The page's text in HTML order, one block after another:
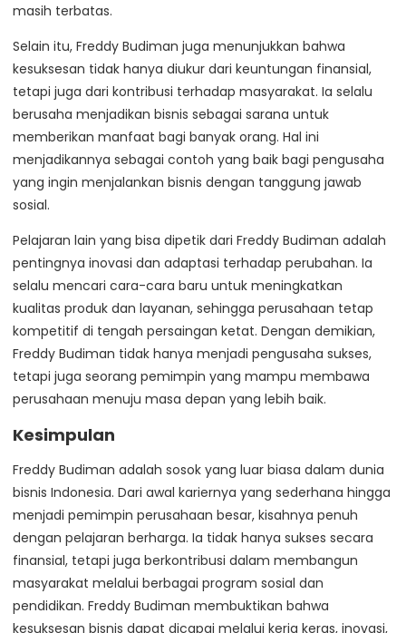
masih terbatas.
Selain itu, Freddy Budiman juga menunjukkan bahwa
kesuksesan tidak hanya diukur dari keuntungan finansial,
tetapi juga dari kontribusi terhadap masyarakat. Ia selalu
berusaha menjadikan bisnis sebagai sarana untuk
memberikan manfaat bagi banyak orang. Hal ini
menjadikannya sebagai contoh yang baik bagi pengusaha
yang ingin menjalankan bisnis dengan tanggung jawab
sosial.
Pelajaran lain yang bisa dipetik dari Freddy Budiman adalah
pentingnya inovasi dan adaptasi terhadap perubahan. Ia
selalu mencari cara-cara baru untuk meningkatkan
kualitas produk dan layanan, sehingga perusahaan tetap
kompetitif di tengah persaingan ketat. Dengan demikian,
Freddy Budiman tidak hanya menjadi pengusaha sukses,
tetapi juga seorang pemimpin yang mampu membawa
perusahaan menuju masa depan yang lebih baik.
Kesimpulan
Freddy Budiman adalah sosok yang luar biasa dalam dunia
bisnis Indonesia. Dari awal kariernya yang sederhana hingga
menjadi pemimpin perusahaan besar, kisahnya penuh
dengan pelajaran berharga. Ia tidak hanya sukses secara
finansial, tetapi juga berkontribusi dalam membangun
masyarakat melalui berbagai program sosial dan
pendidikan. Freddy Budiman membuktikan bahwa
kesuksesan bisnis dapat dicapai melalui kerja keras, inovasi,